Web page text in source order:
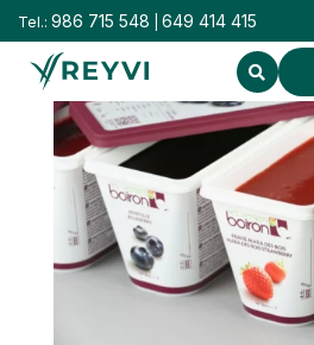
Tel.: 986 715 548 649 414 415